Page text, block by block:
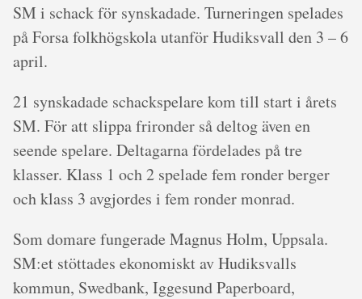
SM i schack för synskadade. Turneringen spelades
på Forsa folkhögskola utanför Hudiksvall den 3 – 6
april.
21 synskadade schackspelare kom till start i årets
SM. För att slippa frironder så deltog även en
seende spelare. Deltagarna fördelades på tre
klasser. Klass 1 och 2 spelade fem ronder berger
och klass 3 avgjordes i fem ronder monrad.
Som domare fungerade Magnus Holm, Uppsala.
SM:et stöttades ekonomiskt av Hudiksvalls
kommun, Swedbank, Iggesund Paperboard,